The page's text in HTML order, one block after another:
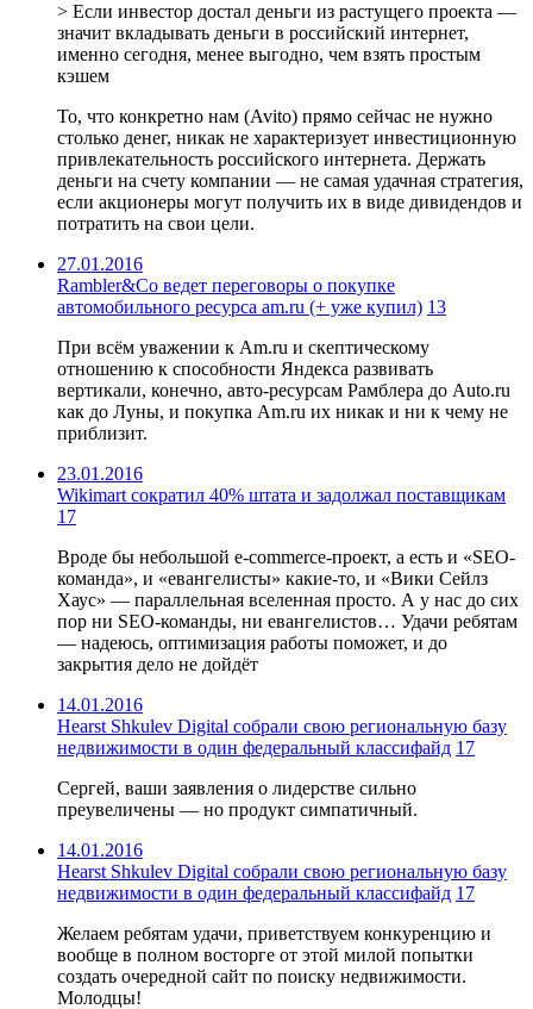
> Если инвестор достал деньги из растущего проекта —
значит вкладывать деньги в российский интернет,
именно сегодня, менее выгодно, чем взять простым
кэшем
То, что конкретно нам (Avito) прямо сейчас не нужно
столько денег, никак не характеризует инвестиционную
привлекательность российского интернета. Держать
деньги на счету компании — не самая удачная стратегия,
если акционеры могут получить их в виде дивидендов и
потратить на свои цели.
27.01.2016
Rambler&Co ведет переговоры о покупке
автомобильного ресурса am.ru (+ уже купил) 13
При всём уважении к Am.ru и скептическому
отношению к способности Яндекса развивать
вертикали, конечно, авто-ресурсам Рамблера до Auto.ru
как до Луны, и покупка Am.ru их никак и ни к чему не
приблизит.
23.01.2016
Wikimart сократил 40% штата и задолжал поставщикам
17
Вроде бы небольшой e-commerce-проект, а есть и «SEO-
команда», и «евангелисты» какие-то, и «Вики Сейлз
Хаус» — параллельная вселенная просто. А у нас до сих
пор ни SEO-команды, ни евангелистов… Удачи ребятам
— надеюсь, оптимизация работы поможет, и до
закрытия дело не дойдёт
14.01.2016
Hearst Shkulev Digital собрали свою региональную базу
недвижимости в один федеральный классифайд 17
Сергей, ваши заявления о лидерстве сильно
преувеличены — но продукт симпатичный.
14.01.2016
Hearst Shkulev Digital собрали свою региональную базу
недвижимости в один федеральный классифайд 17
Желаем ребятам удачи, приветствуем конкуренцию и
вообще в полном восторге от этой милой попытки
создать очередной сайт по поиску недвижимости.
Молодцы!